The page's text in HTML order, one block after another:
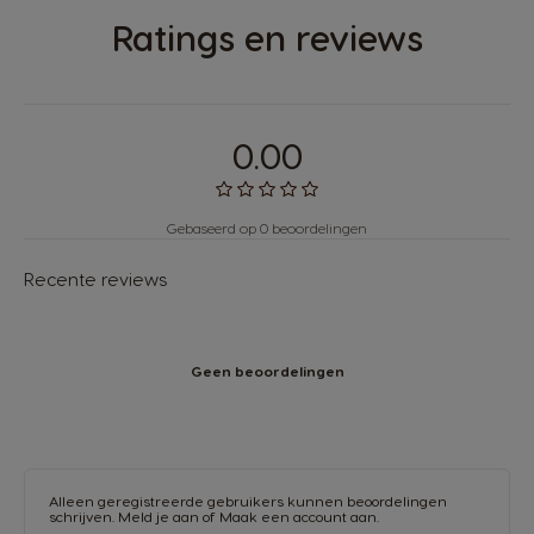
Ratings en reviews
0.00
Gebaseerd op 0 beoordelingen
Recente reviews
Geen beoordelingen
Alleen geregistreerde gebruikers kunnen beoordelingen
schrijven. Meld je aan of Maak een account aan